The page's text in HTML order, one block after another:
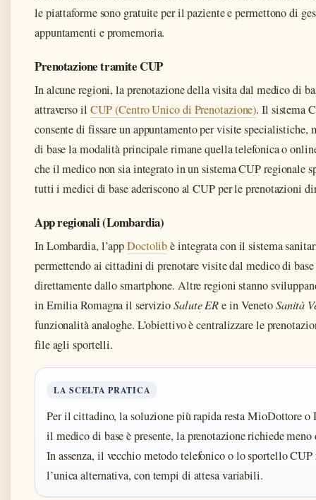
le piattaforme sono gratuite per il paziente e permettono di
appuntamenti e promemoria.
Prenotazione tramite CUP
In alcune regioni, la prenotazione della visita dal medico di
attraverso il CUP (Centro Unico di Prenotazione). Il sistema
consente di fissare un appuntamento per visite specialistiche,
di base la modalità principale rimane quella telefonica o
che il medico non sia integrato in un sistema CUP regionale
tutti i medici di base aderiscono al CUP per le prenotazioni
App regionali (Lombardia)
In Lombardia, l’appDoctolibè integrata con il sistema
permettendo ai cittadini di prenotare visite dal medico di
direttamente dallo smartphone. Altre regioni stanno
in Emilia Romagna il servizioSalute ERe in VenetoSanità
funzionalità analoghe. L’obiettivo è centralizzare le
file agli sportelli.
LA SCELTA PRATICA
Per il cittadino, la soluzione più rapida resta MioDottore o
il medico di base è presente, la prenotazione richiede
In assenza, il vecchio metodo telefonico o lo sportello CUP
l’unica alternativa, con tempi di attesa variabili.